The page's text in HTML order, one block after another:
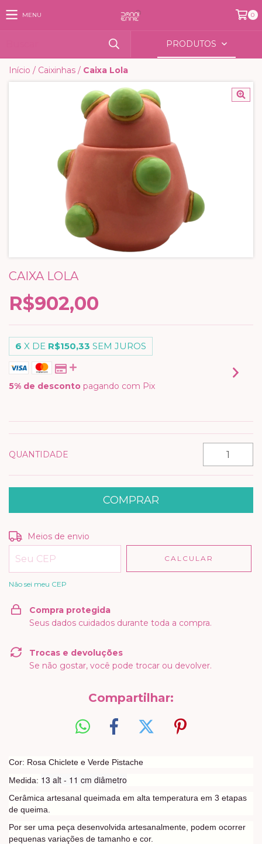
MENU 0
PRODUTOS
Início / Caixinhas / Caixa Lola
CAIXA LOLA
R$902,00
6 X DE R$150,33 SEM JUROS
5% de desconto pagando com Pix
QUANTIDADE
Entregas para o CEP:
Meios de envio
CALCULAR
Não sei meu CEP
Compra protegida
Seus dados cuidados durante toda a compra.
Trocas e devoluções
Se não gostar, você pode trocar ou devolver.
Compartilhar:
Cor: Rosa Chiclete e Verde Pistache
Medida: 13 alt - 11 cm diâmetro
Cerâmica artesanal queimada em alta temperatura em 3 etapas
de queima.
Por ser uma peça desenvolvida artesanalmente, podem ocorrer
pequenas variações de tamanho e cor.